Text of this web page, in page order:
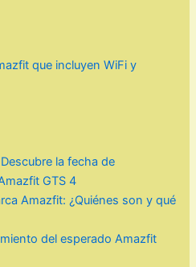
que incluyen WiFi y
la fecha de
GTS 4
Amazfit: ¿Quiénes son y qué
del esperado Amazfit